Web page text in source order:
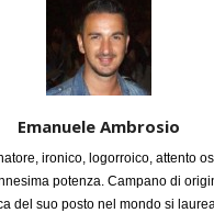
Emanuele Ambrosio
ironico, logorroico, attento
potenza. Campano di
del suo posto nel mondo si